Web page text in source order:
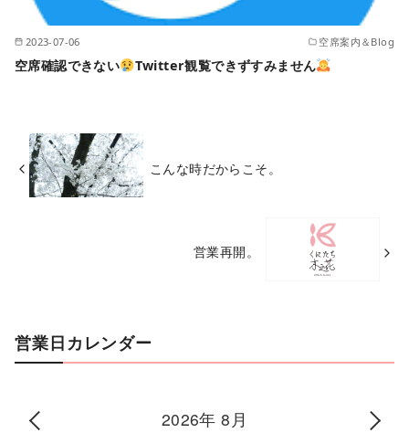
2023-07-06 空席案内＆Blog
空席確認できない Twitter観覧できずすみません
こんな時だからこそ。
営業再開。
営業日カレンダー
2026年 8月